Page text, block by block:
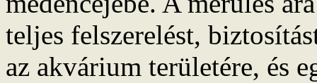
teljes felszerelést,
az akvárium területére, és